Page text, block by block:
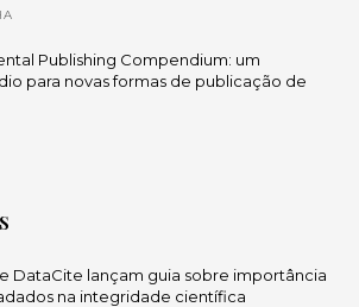
Publishing Compendium: um
para novas formas de publicação de
DataCite lançam guia sobre importância
na integridade científica